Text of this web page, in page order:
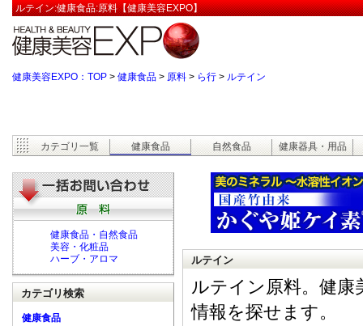
ルテイン:健康食品:原料【健康美容EXPO】
健康美容EXPO：TOP > 健康食品 > 原料 > ら行 > ルテイン
カテゴリ一覧 健康食品 自然食品 健康器具・用品
ルテイン
ルテイン原料。健康
情報を探せます。
健康食品・自然食品
美容・化粧品
ハーブ・アロマ
カテゴリ検索
健康食品